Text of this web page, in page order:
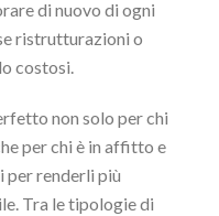
di nuovo di ogni
ristrutturazioni o
costosi.
non solo per chi
per chi è in affitto e
per renderli più
Tra le tipologie di